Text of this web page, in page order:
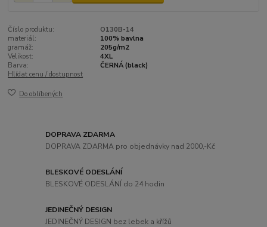
Číslo produktu:
O130B-14
materiál:
100% bavlna
gramáž:
205g/m2
Velikost:
4XL
Barva:
ČERNÁ (black)
Hlídat cenu / dostupnost
Do oblíbených
DOPRAVA ZDARMA
DOPRAVA ZDARMA pro objednávky nad 2000,-Kč
BLESKOVÉ ODESLÁNÍ
BLESKOVÉ ODESLÁNÍ do 24 hodin
JEDINEČNÝ DESIGN
JEDINEČNÝ DESIGN bez lebek a křížů